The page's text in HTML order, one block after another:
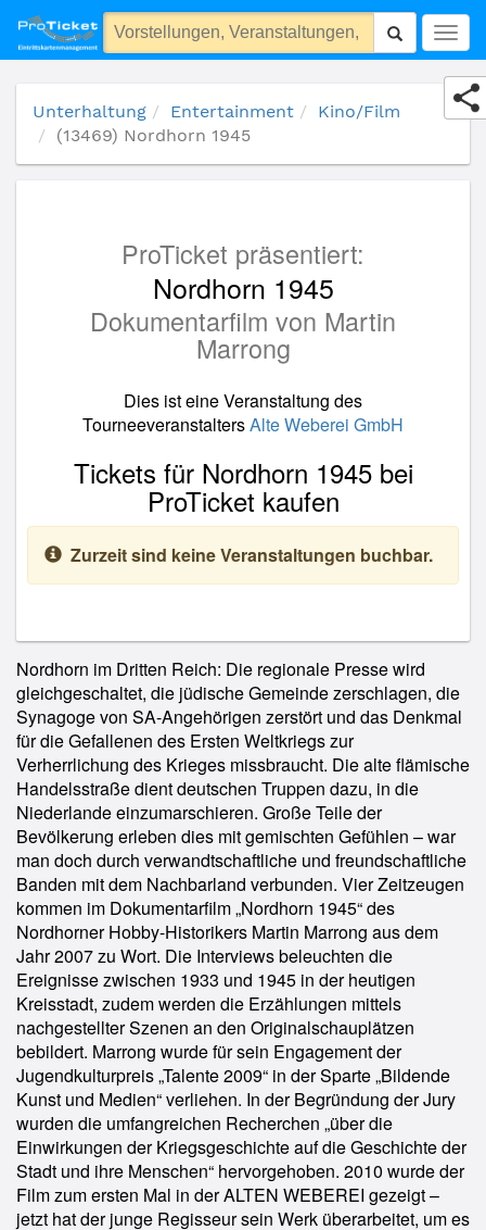
(13469) Nordhorn 1945
Unterhaltung Entertainment
Kino/Film
(13469) Nordhorn 1945
ProTicket präsentiert:
Nordhorn 1945
Dokumentarfilm von Martin
Marrong
Dies ist eine Veranstaltung des
TourneeveranstaltersAlte Weberei GmbH
Tickets für Nordhorn 1945 bei
ProTicket kaufen
Zurzeit sind keine Veranstaltungen buchbar.
Nordhorn im Dritten Reich: Die regionale Presse wird
gleichgeschaltet, die jüdische Gemeinde zerschlagen, die
Synagoge von SA-Angehörigen zerstört und das Denkmal
für die Gefallenen des Ersten Weltkriegs zur
Verherrlichung des Krieges missbraucht. Die alte flämische
Handelsstraße dient deutschen Truppen dazu, in die
Niederlande einzumarschieren. Große Teile der
Bevölkerung erleben dies mit gemischten Gefühlen – war
man doch durch verwandtschaftliche und freundschaftliche
Banden mit dem Nachbarland verbunden. Vier Zeitzeugen
kommen im Dokumentarfilm „Nordhorn 1945“ des
Nordhorner Hobby-Historikers Martin Marrong aus dem
Jahr 2007 zu Wort. Die Interviews beleuchten die
Ereignisse zwischen 1933 und 1945 in der heutigen
Kreisstadt, zudem werden die Erzählungen mittels
nachgestellter Szenen an den Originalschauplätzen
bebildert. Marrong wurde für sein Engagement der
Jugendkulturpreis „Talente 2009“ in der Sparte „Bildende
Kunst und Medien“ verliehen. In der Begründung der Jury
wurden die umfangreichen Recherchen „über die
Einwirkungen der Kriegsgeschichte auf die Geschichte der
Stadt und ihre Menschen“ hervorgehoben. 2010 wurde der
Film zum ersten Mal in der ALTEN WEBEREI gezeigt –
jetzt hat der junge Regisseur sein Werk überarbeitet, um es